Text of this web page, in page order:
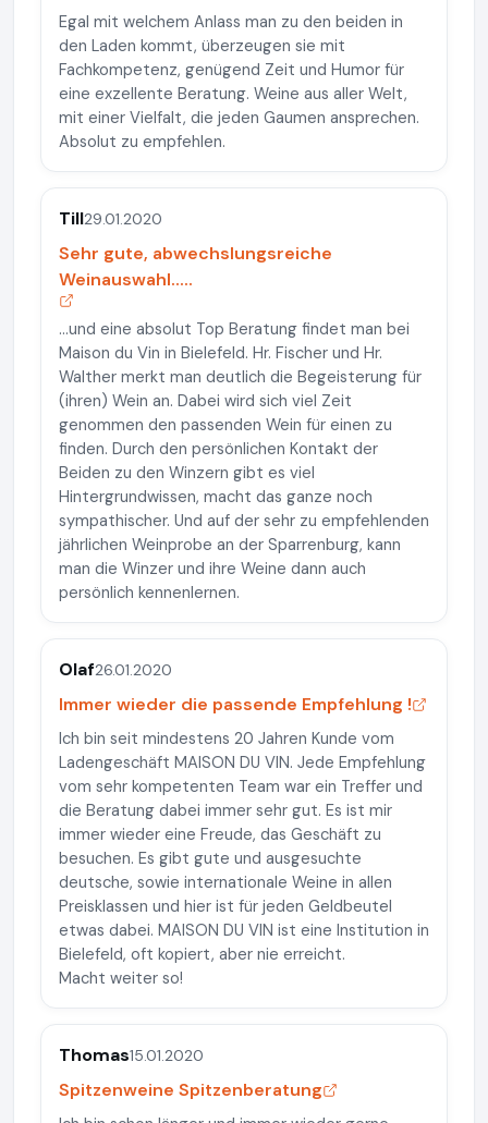
Egal mit welchem Anlass man zu den beiden in
den Laden kommt, überzeugen sie mit
Fachkompetenz, genügend Zeit und Humor für
eine exzellente Beratung. Weine aus aller Welt,
mit einer Vielfalt, die jeden Gaumen ansprechen.
Absolut zu empfehlen.
Till29.01.2020
Sehr gute, abwechslungsreiche
Weinauswahl.....
...und eine absolut Top Beratung findet man bei
Maison du Vin in Bielefeld. Hr. Fischer und Hr.
Walther merkt man deutlich die Begeisterung für
(ihren) Wein an. Dabei wird sich viel Zeit
genommen den passenden Wein für einen zu
finden. Durch den persönlichen Kontakt der
Beiden zu den Winzern gibt es viel
Hintergrundwissen, macht das ganze noch
sympathischer. Und auf der sehr zu empfehlenden
jährlichen Weinprobe an der Sparrenburg, kann
man die Winzer und ihre Weine dann auch
persönlich kennenlernen.
Olaf26.01.2020
Immer wieder die passende Empfehlung !
Ich bin seit mindestens 20 Jahren Kunde vom
Ladengeschäft MAISON DU VIN. Jede Empfehlung
vom sehr kompetenten Team war ein Treffer und
die Beratung dabei immer sehr gut. Es ist mir
immer wieder eine Freude, das Geschäft zu
besuchen. Es gibt gute und ausgesuchte
deutsche, sowie internationale Weine in allen
Preisklassen und hier ist für jeden Geldbeutel
etwas dabei. MAISON DU VIN ist eine Institution in
Bielefeld, oft kopiert, aber nie erreicht.
Macht weiter so!
Thomas15.01.2020
Spitzenweine Spitzenberatung